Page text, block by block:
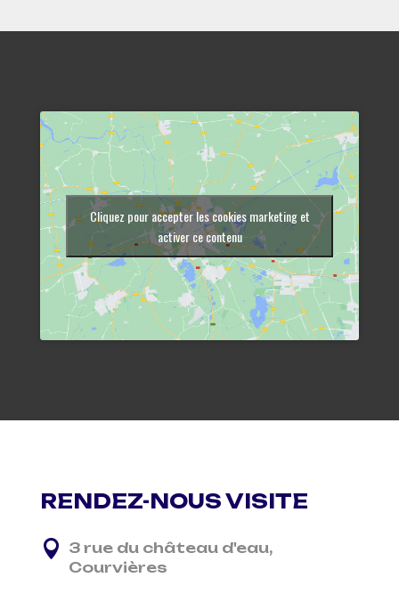
Cliquez pour accepter les cookies marketing et
activer ce contenu
RENDEZ-NOUS VISITE
 3 rue du château d'eau,
Courvières